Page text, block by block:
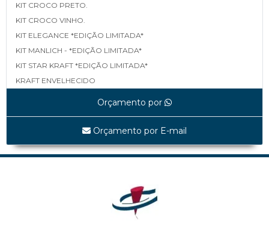
KIT CROCO PRETO.
KIT CROCO VINHO.
KIT ELEGANCE *EDIÇÃO LIMITADA*
KIT MANLICH - *EDIÇÃO LIMITADA*
KIT STAR KRAFT *EDIÇÃO LIMITADA*
KRAFT ENVELHECIDO
MATELASSÊ *EDIÇÃO LIMITADA*
SHINE BLACK *EDIÇÃO LIMITADA*
WHITE LINEA *EDIÇÃO LIMITADA*
Orçamento por
Orçamento por E-mail